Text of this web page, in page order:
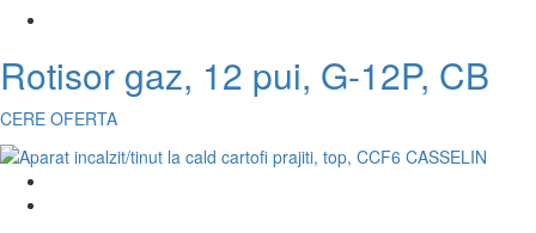
Rotisor gaz, 12 pui, G-12P, CB
CERE OFERTA